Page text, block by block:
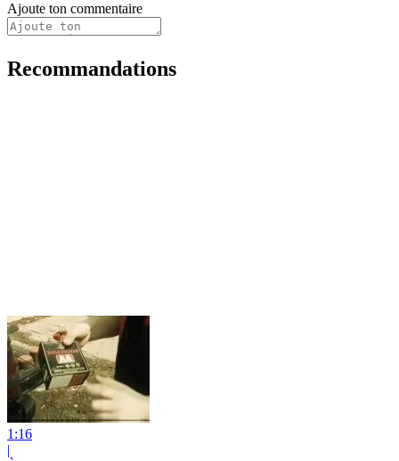
Ajoute ton commentaire
Recommandations
1:16
|